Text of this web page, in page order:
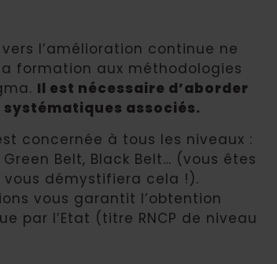
l’amélioration continue ne
formation aux méthodologies
Il est nécessaire d’aborder
associés.
concernée à tous les niveaux :
Belt, Black Belt… (vous êtes
vous démystifiera cela !).
vous garantit l’obtention
par l’Etat (titre RNCP de niveau